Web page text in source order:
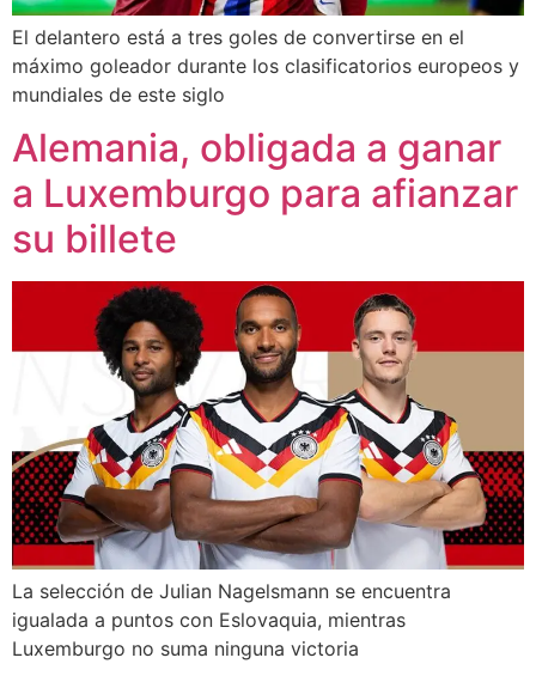
El delantero está a tres goles de convertirse en el
máximo goleador durante los clasificatorios europeos y
mundiales de este siglo
Alemania, obligada a ganar
a Luxemburgo para afianzar
su billete
La selección de Julian Nagelsmann se encuentra
igualada a puntos con Eslovaquia, mientras
Luxemburgo no suma ninguna victoria